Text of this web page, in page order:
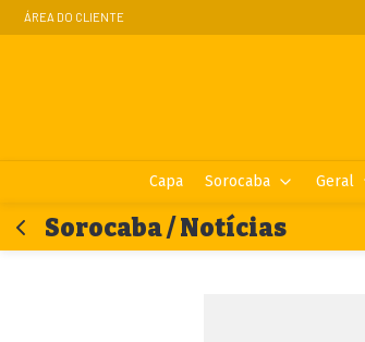
ÁREA DO CLIENTE
Capa Sorocaba Geral
Sorocaba / Notícias